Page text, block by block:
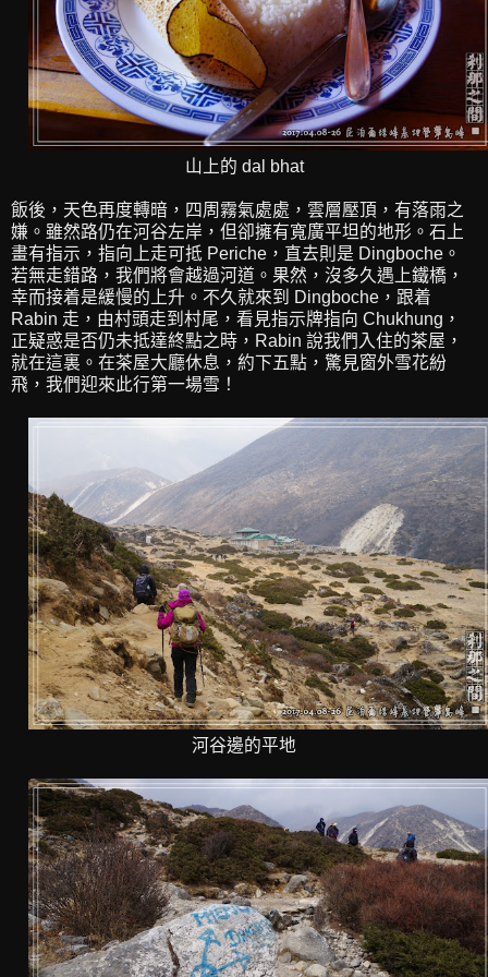
山上的 dal bhat
飯後，天色再度轉暗，四周霧氣處處，雲層壓頂，有落雨之
嫌。雖然路仍在河谷左岸，但卻擁有寬廣平坦的地形。石上
畫有指示，指向上走可抵 Periche，直去則是 Dingboche。
若無走錯路，我們將會越過河道。果然，沒多久遇上鐵橋，
幸而接着是緩慢的上升。不久就來到 Dingboche，跟着
Rabin 走，由村頭走到村尾，看見指示牌指向 Chukhung，
正疑惑是否仍未抵達終點之時，Rabin 說我們入住的茶屋，
就在這裏。在茶屋大廳休息，約下五點，驚見窗外雪花紛
飛，我們迎來此行第一場雪！
河谷邊的平地